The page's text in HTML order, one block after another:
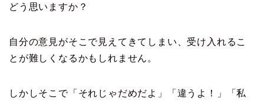
どう思いますか？
自分の意見がそこで見えてきてしまい、受け入れるこ
とが難しくなるかもしれません。
しかしそこで「それじゃだめだよ」「違うよ！」「私